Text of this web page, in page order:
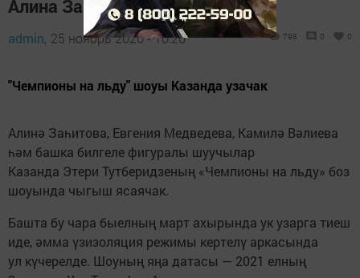
Алина Заһитова Казанга килә
admin, 25 ноябрь 2020 - 10:26 798 0 0
"Чемпионы на льду" шоуы Казанда узачак
Алинә Заһитова, Евгения Медведева, Камилә Вәлиева
һәм башка билгеле фигуралы шуучылар
Казанда Этери Тутберидзеның «Чемпионы на льду» боз
шоуында чыгыш ясаячак.
Башта бу чара быелның март ахырында ук узарга тиеш
иде, әмма үзизоляция режимы кертелү аркасында
ул күчерелде. Шоуның яңа датасы — 2021 елның